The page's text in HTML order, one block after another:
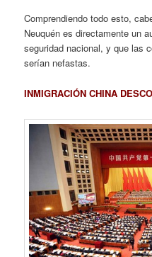
Comprendiendo todo esto,
Neuquén es directamente un
seguridad nacional, y que las
serían nefastas.
INMIGRACIÓN CHINA